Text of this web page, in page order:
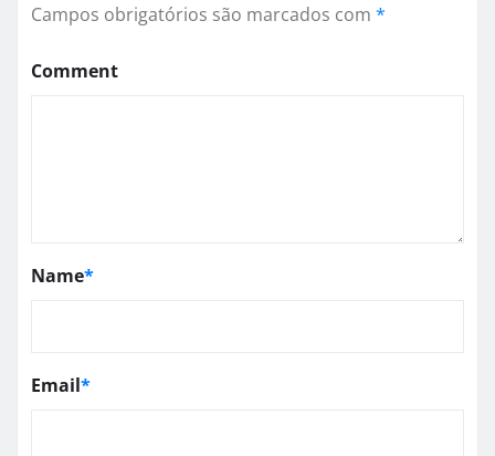
Campos obrigatórios são marcados com *
Comment
Name*
Email*